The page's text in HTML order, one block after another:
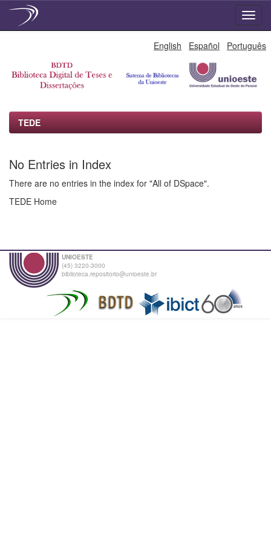
English Español Português
TEDE
No Entries in Index
There are no entries in the index for "All of DSpace".
TEDE Home
UNIOESTE
(45) 3220-3000
biblioteca.repositorio@unioeste.br